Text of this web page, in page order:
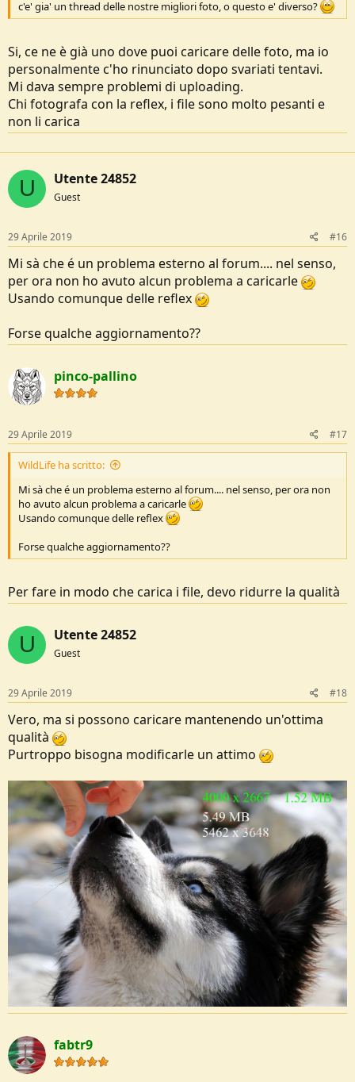
c'e' gia' un thread delle nostre migliori foto, o questo e' diverso?
Si, ce ne è già uno dove puoi caricare delle foto, ma io
personalmente c'ho rinunciato dopo svariati tentavi.
Mi dava sempre problemi di uploading.
Chi fotografa con la reflex, i file sono molto pesanti e
non li carica
U Utente 24852
Guest
29 Aprile 2019 #16
Mi sà che é un problema esterno al forum.... nel senso,
per ora non ho avuto alcun problema a caricarle
Usando comunque delle reflex
Forse qualche aggiornamento??
pinco-pallino
29 Aprile 2019 #17
WildLife ha scritto:
Mi sà che é un problema esterno al forum.... nel senso, per ora non
ho avuto alcun problema a caricarle
Usando comunque delle reflex
Forse qualche aggiornamento??
Per fare in modo che carica i file, devo ridurre la qualità
U Utente 24852
Guest
29 Aprile 2019 #18
Vero, ma si possono caricare mantenendo un'ottima
qualità
Purtroppo bisogna modificarle un attimo
fabtr9